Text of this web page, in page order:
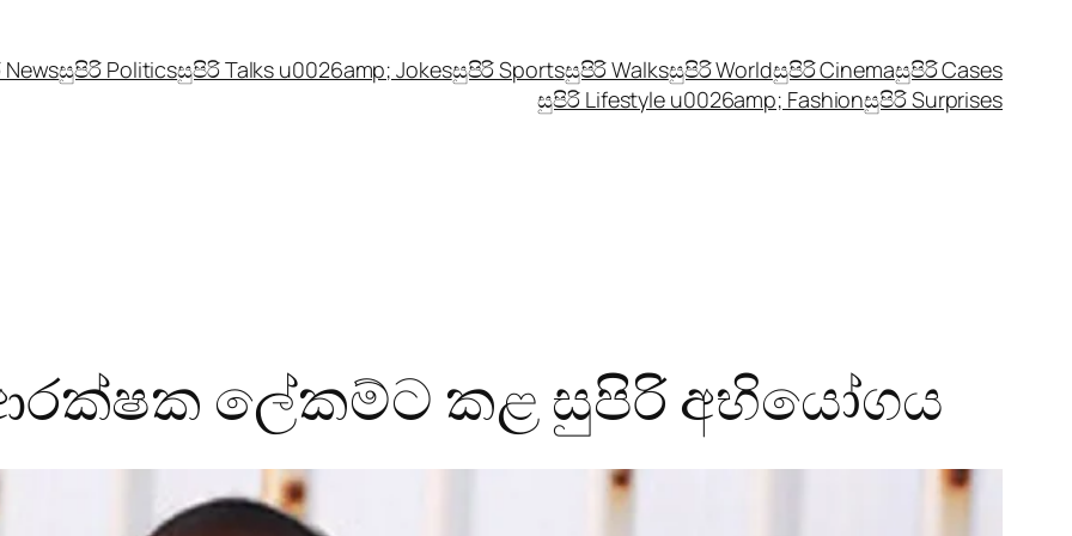
සුපිරි Politicsසුපිරි Talks u0026amp; Jokesසුපිරි Sportsසුපිරි Walksසුපිරි Worldසුපිරි Cinemaසුපිරි Cases
සුපිරි Lifestyle u0026amp; Fashionසුපිරි Surprises
ආරක්ෂක ලේකම්ට කළ සුපිරි අභියෝගය